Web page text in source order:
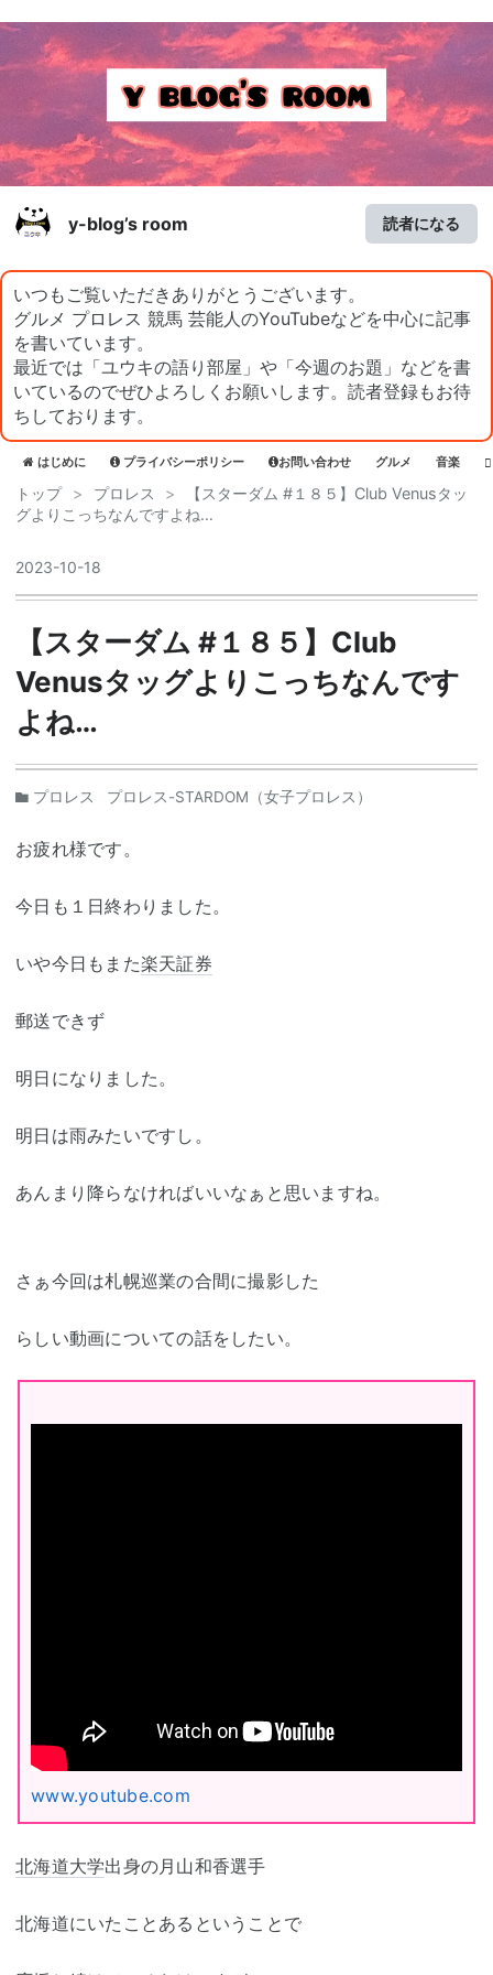
y-blog’s room 読者になる
いつもご覧いただきありがとうございます。
グルメ プロレス 競馬 芸能人のYouTubeなどを中心に記事
を書いています。
最近では「ユウキの語り部屋」や「今週のお題」などを書
いているのでぜひよろしくお願いします。読者登録もお待
ちしております。
はじめに プライバシーポリシー お問い合わせ グルメ 音楽
トップ > プロレス >
【スターダム #１８５】Club Venusタッ
グよりこっちなんですよね…
2023-10-18
【スターダム #１８５】Club
Venusタッグよりこっちなんです
よね…
プロレス プロレス-STARDOM（女子プロレス）
お疲れ様です。
今日も１日終わりました。
いや今日もまた楽天証券
郵送できず
明日になりました。
明日は雨みたいですし。
あんまり降らなければいいなぁと思いますね。
さぁ今回は札幌巡業の合間に撮影した
らしい動画についての話をしたい。
www.youtube.com
北海道大学出身の月山和香選手
北海道にいたことあるということで